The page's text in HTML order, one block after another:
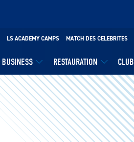
BUSINESS RESTAURATION CLUB
LS ACADEMY CAMPS MATCH DES CELEBRITES